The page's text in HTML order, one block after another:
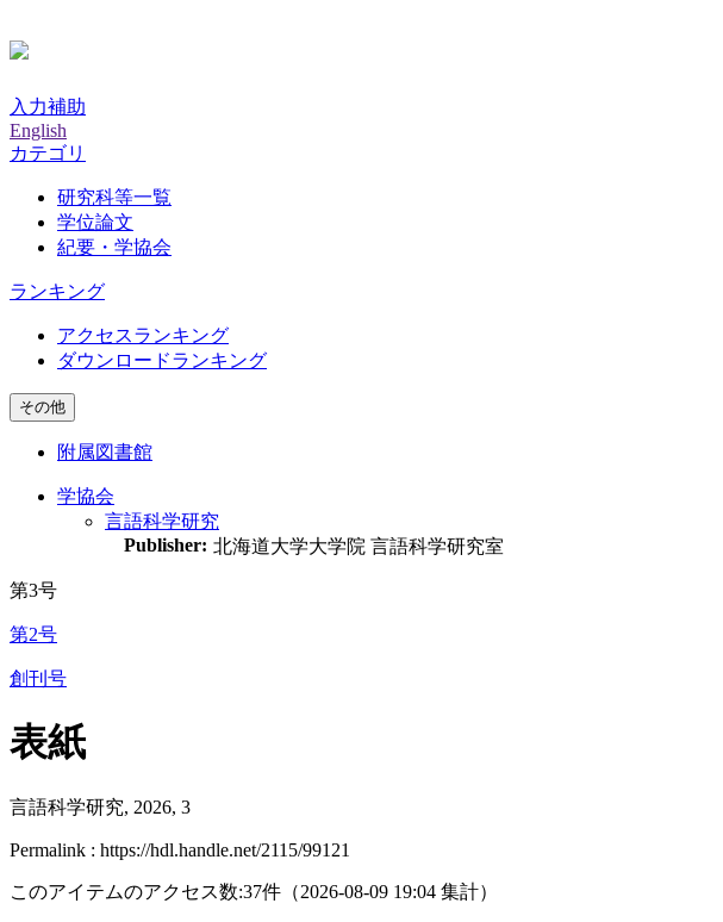
入力補助
English
カテゴリ
研究科等一覧
学位論文
紀要・学協会
ランキング
アクセスランキング
ダウンロードランキング
その他
附属図書館
学協会
言語科学研究
Publisher: 北海道大学大学院 言語科学研究室
第3号
第2号
創刊号
表紙
言語科学研究, 2026, 3
Permalink : https://hdl.handle.net/2115/99121
このアイテムのアクセス数:37件 （2026-08-09 19:04 集計）